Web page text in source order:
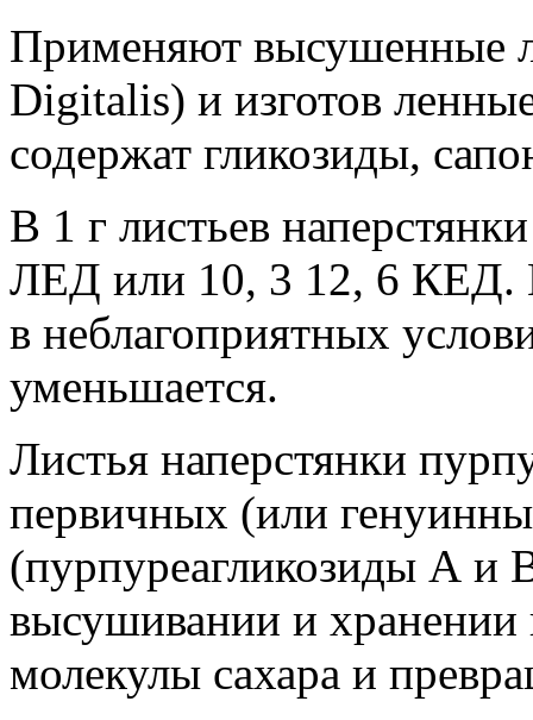
Применяют высушенные
Digitalis) и изготов
содержат гликозиды,
В 1 г листьев
ЛЕД или 10, 3 12, 6 КЕД.
в неблагоприятных
уменьшается.
Листья наперстянки
первичных (или
(пурпуреагликозиды А
высушивании и
молекулы сахара и